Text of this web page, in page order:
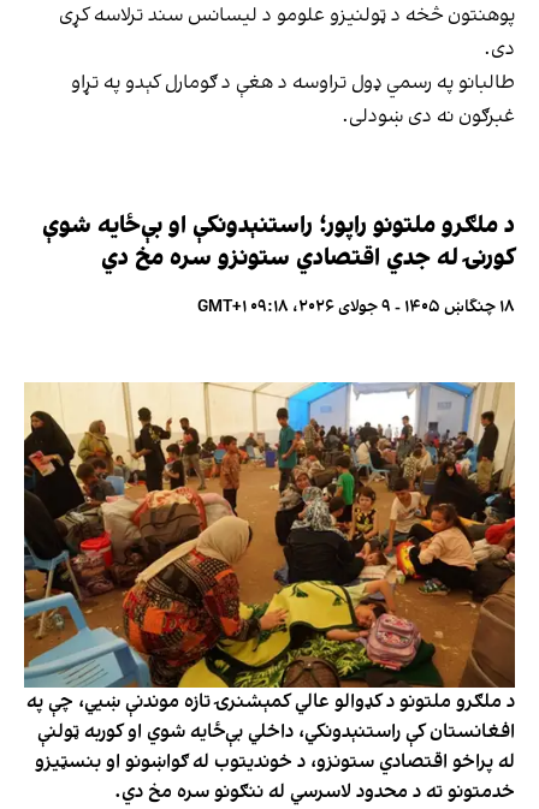
پوهنتون څخه د ټولنیزو علومو د لیسانس سند ترلاسه کړی
دی.
طالبانو په رسمي ډول تراوسه د هغې د ګومارل کېدو په تړاو
غبرګون نه دی ښودلی.
د ملګرو ملتونو راپور؛ راستنېدونکې او بې‌ځایه شوې
کورنۍ له جدي اقتصادي ستونزو سره مخ دي
۱۸ چنگاښ ۱۴۰۵ - ۹ جولای ۲۰۲۶، ۰۹:۱۸ GMT+۱
د ملګرو ملتونو د کډوالو عالي کمېشنرۍ تازه موندنې ښيي، چې په
افغانستان کې راستنېدونکي، داخلي بې‌ځایه شوي او کوربه ټولنې
له پراخو اقتصادي ستونزو، د خوندیتوب له ګواښونو او بنسټیزو
خدمتونو ته د محدود لاسرسي له ننګونو سره مخ دي.